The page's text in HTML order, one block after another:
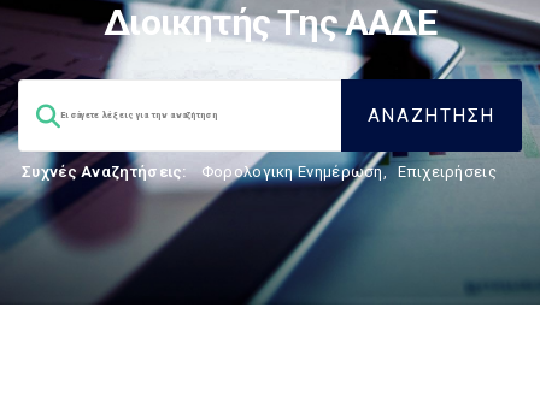
Διοικητής Της ΑΑΔΕ
Συχνές Αναζητήσεις: Φορολογικη Ενημέρωση, Επιχειρήσεις